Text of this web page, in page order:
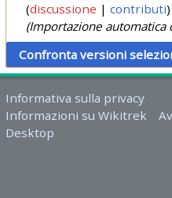
3
2
1
8
p
r
2
0
discussione
contributi
Importazione automatica
Informativa sulla privacy
Informazioni su Wikitrek
Desktop